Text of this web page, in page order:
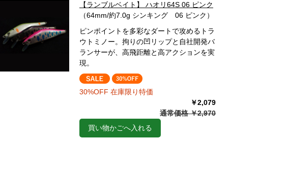
【ランブルベイト】 ハオリ64S 06 ピンク
（64mm/約7.0g シンキング 06 ピンク）
ピンポイントを多彩なダートで攻めるトラ
ウトミノー。拘りの凹リップと自社開発バ
ランサーが、高飛距離と高アクションを実
現。
30%OFF 在庫限り特価
￥2,079
通常価格 ￥2,970
買い物かごへ入れる